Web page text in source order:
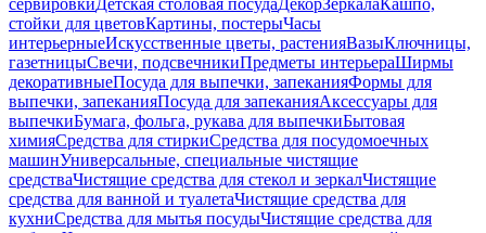
сервировкиДетская столовая посудаДекорЗеркалаКашпо,
стойки для цветовКартины, постерыЧасы
интерьерныеИскусственные цветы, растенияВазыКлючницы,
газетницыСвечи, подсвечникиПредметы интерьераШирмы
декоративныеПосуда для выпечки, запеканияФормы для
выпечки, запеканияПосуда для запеканияАксессуары для
выпечкиБумага, фольга, рукава для выпечкиБытовая
химияСредства для стиркиСредства для посудомоечных
машинУниверсальные, специальные чистящие
средстваЧистящие средства для стекол и зеркалЧистящие
средства для ванной и туалетаЧистящие средства для
кухниСредства для мытья посудыЧистящие средства для